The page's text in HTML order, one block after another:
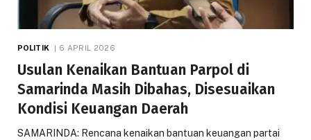
POLITIK 6 APRIL 2026
Usulan Kenaikan Bantuan Parpol di
Samarinda Masih Dibahas, Disesuaikan
Kondisi Keuangan Daerah
SAMARINDA: Rencana kenaikan bantuan keuangan partai